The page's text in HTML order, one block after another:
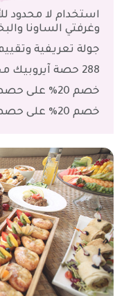
استخدام لا محدود
وغرفتي الساونا
جولة تعريفية
288 حصة آيروبيك مجانية
خصم 20% على حصص التدريب الشخصي
خصم 20% على حصص الآيروبك